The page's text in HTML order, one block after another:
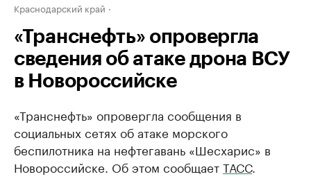
Краснодарский край
«Транснефть» опровергла
сведения об атаке дрона ВСУ
в Новороссийске
«Транснефть» опровергла сообщения в
социальных сетях об атаке морского
беспилотника на нефтегавань «Шесхарис» в
Новороссийске. Об этом сообщаетТАСС.